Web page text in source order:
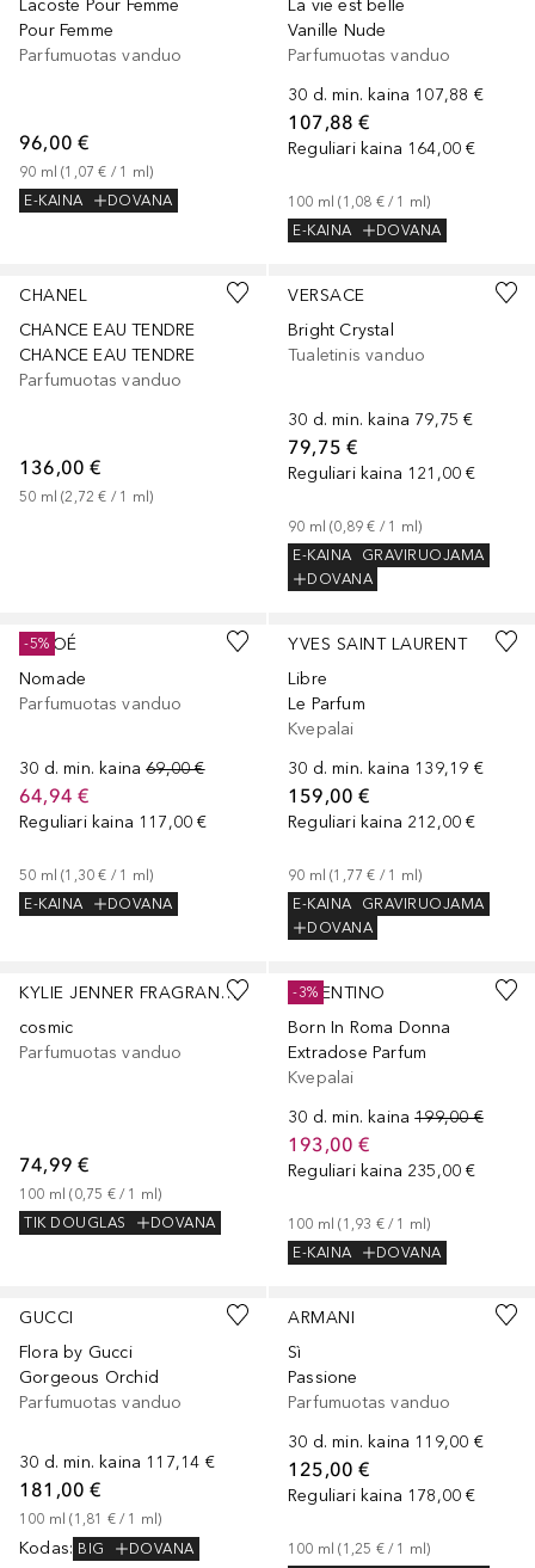
Lacoste Pour Femme
Pour Femme
Parfumuotas vanduo
96,00 €
90 ml (1,07 € / 1 ml)
E-KAINA
DOVANA
La vie est belle
Vanille Nude
Parfumuotas vanduo
30 d. min. kaina 107,88 €
107,88 €
Reguliari kaina 164,00 €
100 ml (1,08 € / 1 ml)
E-KAINA
DOVANA
CHANEL
CHANCE EAU TENDRE
CHANCE EAU TENDRE
Parfumuotas vanduo
136,00 €
50 ml (2,72 € / 1 ml)
VERSACE
Bright Crystal
Tualetinis vanduo
30 d. min. kaina 79,75 €
79,75 €
Reguliari kaina 121,00 €
90 ml (0,89 € / 1 ml)
E-KAINA
GRAVIRUOJAMA
DOVANA
CHLOÉ
Nomade
Parfumuotas vanduo
30 d. min. kaina 69,00 €
64,94 €
Reguliari kaina 117,00 €
50 ml (1,30 € / 1 ml)
E-KAINA
DOVANA
-5%
YVES SAINT LAURENT
Libre
Le Parfum
Kvepalai
30 d. min. kaina 139,19 €
159,00 €
Reguliari kaina 212,00 €
90 ml (1,77 € / 1 ml)
E-KAINA
GRAVIRUOJAMA
DOVANA
KYLIE JENNER FRAGRANCES
cosmic
Parfumuotas vanduo
74,99 €
100 ml (0,75 € / 1 ml)
TIK DOUGLAS DOVANA
VALENTINO
Born In Roma Donna
Extradose Parfum
Kvepalai
30 d. min. kaina 199,00 €
193,00 €
Reguliari kaina 235,00 €
100 ml (1,93 € / 1 ml)
E-KAINA
DOVANA
-3%
GUCCI
Flora by Gucci
Gorgeous Orchid
Parfumuotas vanduo
30 d. min. kaina 117,14 €
181,00 €
100 ml (1,81 € / 1 ml)
Kodas: BIG DOVANA
ARMANI
Sì
Passione
Parfumuotas vanduo
30 d. min. kaina 119,00 €
125,00 €
Reguliari kaina 178,00 €
100 ml (1,25 € / 1 ml)